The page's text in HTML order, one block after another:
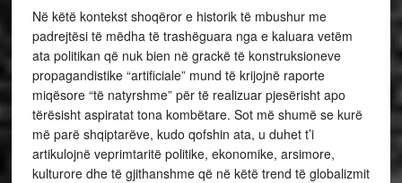
Në këtë kontekst shoqëror e historik të mbushur me
padrejtësi të mëdha të trashëguara nga e kaluara vetëm
ata politikan që nuk bien në grackë të konstruksioneve
propagandistike “artificiale” mund të krijojnë raporte
miqësore “të natyrshme” për të realizuar pjesërisht apo
tërësisht aspiratat tona kombëtare. Sot më shumë se kurë
më parë shqiptarëve, kudo qofshin ata, u duhet t’i
artikulojnë veprimtaritë politike, ekonomike, arsimore,
kulturore dhe të gjithanshme që në këtë trend të globalizmit